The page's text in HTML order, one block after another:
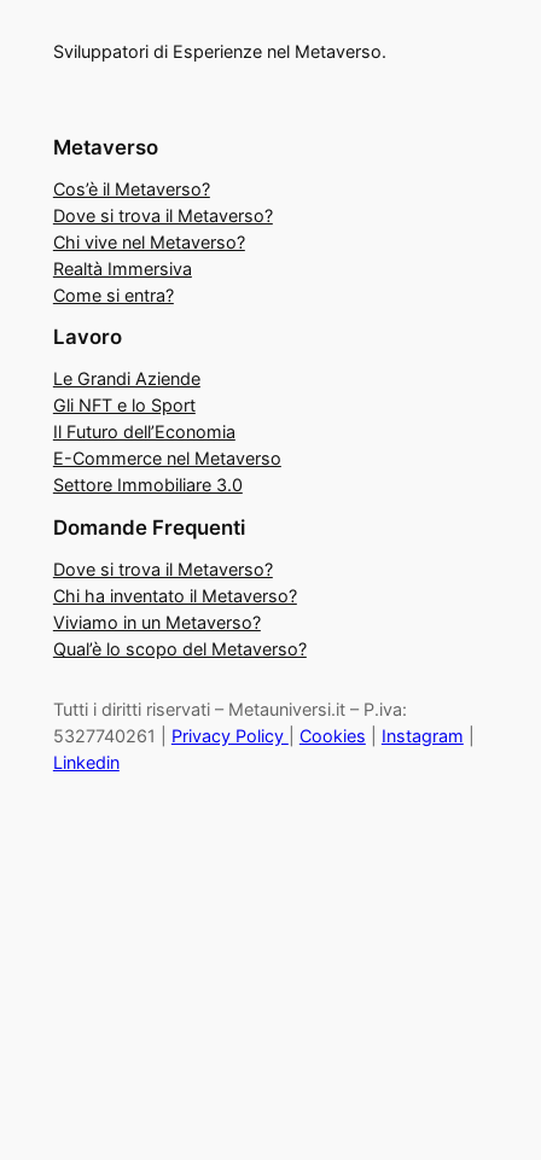
Sviluppatori di Esperienze nel Metaverso.
Metaverso
Cos’è il Metaverso?
Dove si trova il Metaverso?
Chi vive nel Metaverso?
Realtà Immersiva
Come si entra?
Lavoro
Le Grandi Aziende
Gli NFT e lo Sport
Il Futuro dell’Economia
E-Commerce nel Metaverso
Settore Immobiliare 3.0
Domande Frequenti
Dove si trova il Metaverso?
Chi ha inventato il Metaverso?
Viviamo in un Metaverso?
Qual’è lo scopo del Metaverso?
Tutti i diritti riservati – Metauniversi.it – P.iva:
5327740261 | Privacy Policy Cookies Instagram
Linkedin